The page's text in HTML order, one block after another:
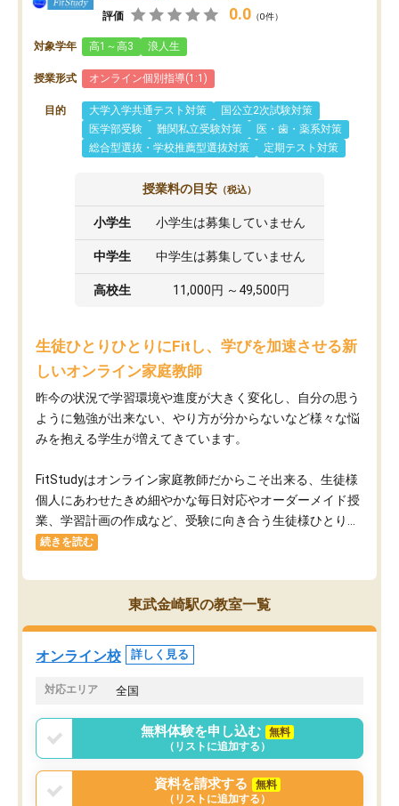
評価 0.0 （0件）
対象学年 高1～高3 浪人生
授業形式 オンライン個別指導(1:1)
目的 大学入学共通テスト対策
国公立2次試験対策
医学部受験
難関私立受験対策
医・歯・薬系対策
総合型選抜・学校推薦型選抜対策
定期テスト対策
授業料の目安 （税込）
小学生 小学生は募集していません
中学生 中学生は募集していません
高校生 11,000円 ～49,500円
生徒ひとりひとりにFitし、学びを加速させる新
しいオンライン家庭教師
昨今の状況で学習環境や進度が大きく変化し、自分の思う
ように勉強が出来ない、やり方が分からないなど様々な悩
みを抱える学生が増えてきています。
FitStudyはオンライン家庭教師だからこそ出来る、生徒様
個人にあわせたきめ細やかな毎日対応やオーダーメイド授
業、学習計画の作成など、受験に向き合う生徒様ひとり...
続きを読む
東武金崎駅の教室一覧
オンライン校 詳しく見る
対応エリア 全国
無料体験を申し込む
無料
（リストに追加する）
資料を請求する
無料
（リストに追加する）